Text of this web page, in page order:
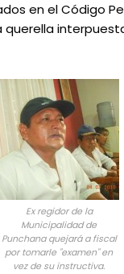
en el Código
querella
Ex regidor de la
Municipalidad de
Punchana quejará a fiscal
por tomarle "examen" en
vez de su instructiva.